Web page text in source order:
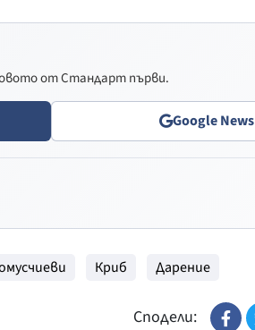
от Стандарт първи.
Google News
Криб Дарение
Сподели: